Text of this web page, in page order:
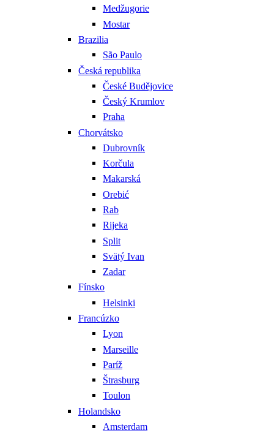
Medžugorie
Mostar
Brazilia
São Paulo
Česká republika
České Budějovice
Český Krumlov
Praha
Chorvátsko
Dubrovník
Korčula
Makarská
Orebić
Rab
Rijeka
Split
Svätý Ivan
Zadar
Fínsko
Helsinki
Francúzko
Lyon
Marseille
Paríž
Štrasburg
Toulon
Holandsko
Amsterdam